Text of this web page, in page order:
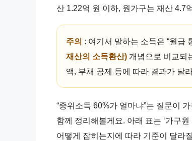
산 1.22억 원 이하, 원가구는 재산 4.7
주의 : 여기서 말하는 소득은 “월급
재산의 소득환산)개념으로 비교되
액, 부채 공제 등에 따라 결과가 달
“중위소득 60%가 얼마냐”는 질문이
함께 정리해볼게요. 아래 표는 ‘가구
어떻게 잡히는지에 따라 기준이 달라